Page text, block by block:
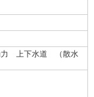
上下水道 （散水